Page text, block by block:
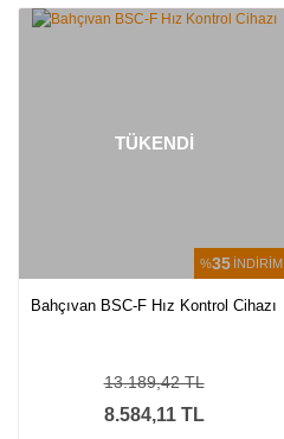
%35 İNDİRİM
TÜKENDİ
Bahçıvan BSC-F Hız Kontrol Cihazı
8.584,11 TL
13.189,42 TL